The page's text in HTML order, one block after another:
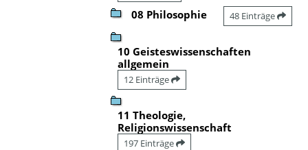
08 Philosophie 48 Einträge
10 Geisteswissenschaften
allgemein
12 Einträge
11 Theologie,
Religionswissenschaft
197 Einträge